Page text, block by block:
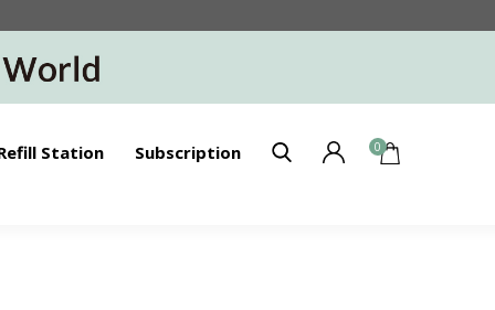
Station Subscription 0